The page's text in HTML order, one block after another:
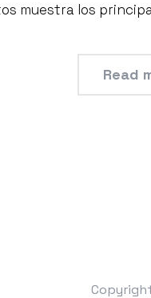
muestra los
Read